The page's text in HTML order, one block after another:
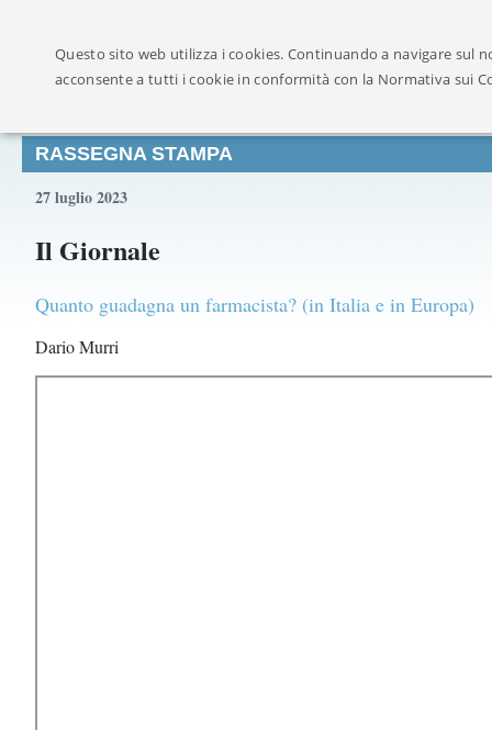
RASSEGNA STAMPA
27 luglio 2023
Il Giornale
Quanto guadagna un farmacista? (in Italia e in Europa)
Dario Murri
Questo sito web utilizza i cookies. Continuando a navigare sul
acconsente a tutti i cookie in conformità con la Normativa sui